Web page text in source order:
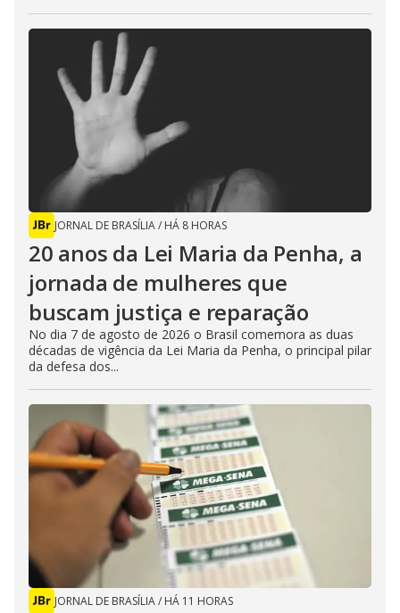
JORNAL DE BRASÍLIA/ HÁ 8 HORAS
20 anos da Lei Maria da Penha, a
jornada de mulheres que
buscam justiça e reparação
No dia 7 de agosto de 2026 o Brasil comemora as duas
décadas de vigência da Lei Maria da Penha, o principal pilar
da defesa dos...
JORNAL DE BRASÍLIA/ HÁ 11 HORAS